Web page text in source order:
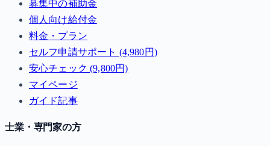
募集中の補助金
個人向け給付金
料金・プラン
セルフ申請サポート (4,980円)
安心チェック (9,800円)
マイページ
ガイド記事
士業・専門家の方